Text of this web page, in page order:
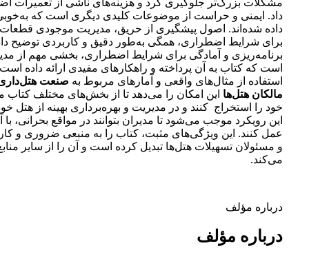
داد. ایمنی و حراست از موضوعات کلیدی دیگری است که
داده شده‌اند. اصول پیشگیری از حریق، مدیریت موجودی
برای شرایط اضطراری، همگی به‌طور دقیق و کاربردی توضیح
برنامه‌ریزی و آمادگی برای شرایط اضطراری، بخشی مهم از
است که کتاب به آن پرداخته و راهکارهای مفیدی ارائه داده
استفاده از مثال‌های واقعی و آمارهای مربوط به صنعت
مالکان هتل‌ها این امکان را می‌دهد تا از بخش‌های مختلف
خود را استخراج کنند و در مدیریت و بهره‌برداری بهینه از هتل
این رویکرد موجب می‌شود تا مدیران بتوانند در مواقع بحرانی،
عمل کنند. این ویژگی‌های مثبت، کتاب را به منبعی ضروری و
و مسئولان تسهیلات هتل‌ها تبدیل کرده است و آن را از سایر
می‌کند.
درباره مؤلف
درباره مؤلف